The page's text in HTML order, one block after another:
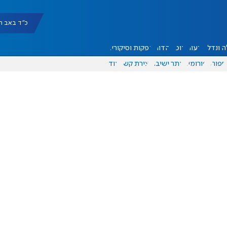
כ"ד באב תשפ"ו
ונדל"ן דעות אוכל יהדות הפקות וסיקורים
ספורט פורומים אתר ישיבה יצירת קשר עוד